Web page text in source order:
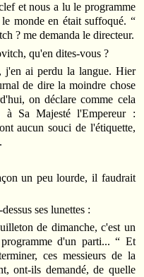
et nous a lu le programme
monde en était suffoqué. “
? me demanda le directeur.
qu'en dites‑vous ?
j'en ai perdu la langue. Hier
de dire la moindre chose
on déclare comme cela
à Sa Majesté l'Empereur :
aucun souci de l'étiquette,
un peu lourde, il faudrait
ses lunettes :
de dimanche, c'est un
d'un parti... “ Et
ces messieurs de la
ont‑ils demandé, de quelle